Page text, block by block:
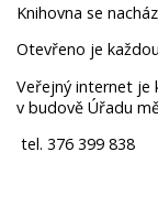
Knihovna se
Otevřeno je
Veřejný internet je
v budově Úřadu
tel. 376 399 838